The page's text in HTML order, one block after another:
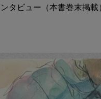
タビュー（本書巻末掲載